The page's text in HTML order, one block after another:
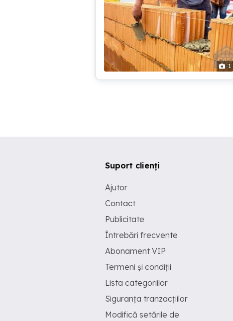
1
Suport clienți
Ajutor
Contact
Publicitate
Întrebări frecvente
Abonament VIP
Termeni și condiții
Lista categoriilor
Siguranța tranzacțiilor
Modifică setările de